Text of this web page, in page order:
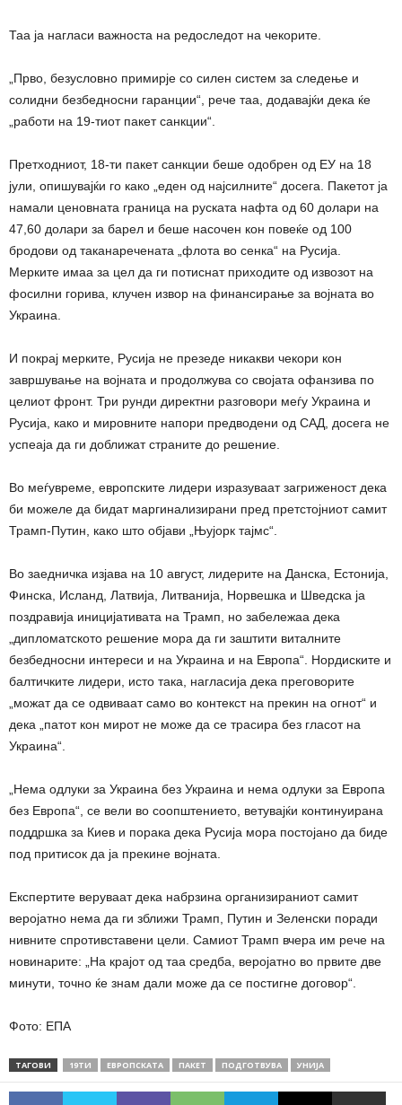
Таа ја нагласи важноста на редоследот на чекорите.
„Прво, безусловно примирје со силен систем за следење и
солидни безбедносни гаранции“, рече таа, додавајќи дека ќе
„работи на 19-тиот пакет санкции“.
Претходниот, 18-ти пакет санкции беше одобрен од ЕУ на 18
јули, опишувајќи го како „еден од најсилните“ досега. Пакетот ја
намали ценовната граница на руската нафта од 60 долари на
47,60 долари за барел и беше насочен кон повеќе од 100
бродови од таканаречената „флота во сенка“ на Русија.
Мерките имаа за цел да ги потиснат приходите од извозот на
фосилни горива, клучен извор на финансирање за војната во
Украина.
И покрај мерките, Русија не презеде никакви чекори кон
завршување на војната и продолжува со својата офанзива по
целиот фронт. Три рунди директни разговори меѓу Украина и
Русија, како и мировните напори предводени од САД, досега не
успеаја да ги доближат страните до решение.
Во меѓувреме, европските лидери изразуваат загриженост дека
би можеле да бидат маргинализирани пред претстојниот самит
Трамп-Путин, како што објави „Њујорк тајмс“.
Во заедничка изјава на 10 август, лидерите на Данска, Естонија,
Финска, Исланд, Латвија, Литванија, Норвешка и Шведска ја
поздравија иницијативата на Трамп, но забележаа дека
„дипломатското решение мора да ги заштити виталните
безбедносни интереси и на Украина и на Европа“. Нордиските и
балтичките лидери, исто така, нагласија дека преговорите
„можат да се одвиваат само во контекст на прекин на огнот“ и
дека „патот кон мирот не може да се трасира без гласот на
Украина“.
„Нема одлуки за Украина без Украина и нема одлуки за Европа
без Европа“, се вели во соопштението, ветувајќи континуирана
поддршка за Киев и порака дека Русија мора постојано да биде
под притисок да ја прекине војната.
Експертите веруваат дека набрзина организираниот самит
веројатно нема да ги зближи Трамп, Путин и Зеленски поради
нивните спротивставени цели. Самиот Трамп вчера им рече на
новинарите: „На крајот од таа средба, веројатно во првите две
минути, точно ќе знам дали може да се постигне договор“.
Фото: ЕПА
ТАГОВИ 19ТИ ЕВРОПСКАТА ПАКЕТ ПОДГОТВУВА УНИЈА